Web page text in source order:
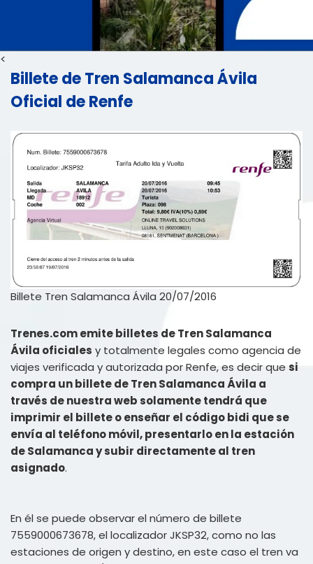
<
Billete de Tren Salamanca Ávila
Oficial de Renfe
Billete Tren Salamanca Ávila 20/07/2016
Trenes.com emite billetes de Tren Salamanca
Ávila oficiales y totalmente legales como agencia de
viajes verificada y autorizada por Renfe, es decir quesi
compra un billete de Tren Salamanca Ávila a
través de nuestra web solamente tendrá que
imprimir el billete o enseñar el código bidi que se
envía al teléfono móvil, presentarlo en la estación
de Salamanca y subir directamente al tren
asignado.
En él se puede observar el número de billete
7559000673678, el localizador JKSP32, como no las
estaciones de origen y destino, en este caso el tren va